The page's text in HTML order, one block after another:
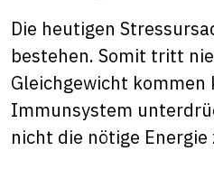
Die heutigen
bestehen. Somit tritt
Gleichgewicht
Immunsystem
nicht die nötige